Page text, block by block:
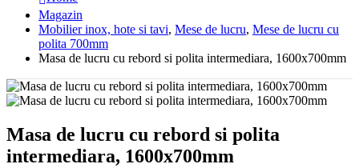
Magazin
Mobilier inox, hote si tavi, Mese de lucru, Mese de lucru cu
polita 700mm
Masa de lucru cu rebord si polita intermediara, 1600x700mm
Masa de lucru cu rebord si polita
intermediara, 1600x700mm